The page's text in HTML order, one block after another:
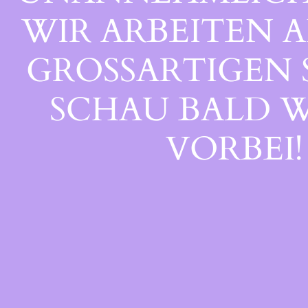
WIR ARBEITEN
GROSSARTIGEN
CHAU BALD
ORBEI!